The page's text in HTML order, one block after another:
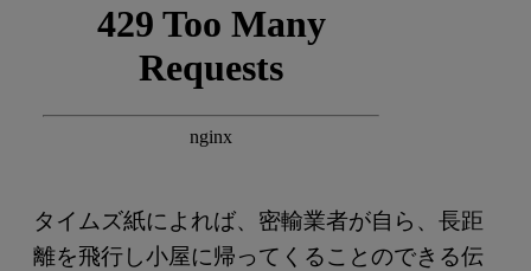
タイムズ紙によれば、密輸業者が自ら、長距
離を飛行し小屋に帰ってくることのできる伝